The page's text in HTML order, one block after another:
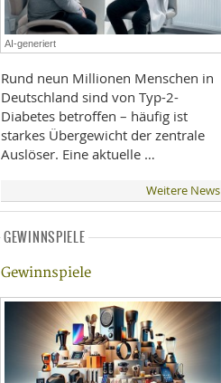
LIFESTYLE
AI-generiert
Rund neun Millionen Menschen in
Deutschland sind von Typ-2-
Diabetes betroffen – häufig ist
starkes Übergewicht der zentrale
Auslöser. Eine aktuelle …
Weitere News
GEWINNSPIELE
Gewinnspiele